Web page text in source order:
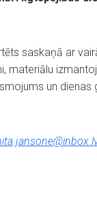
saskaņā ar
materiālu
un